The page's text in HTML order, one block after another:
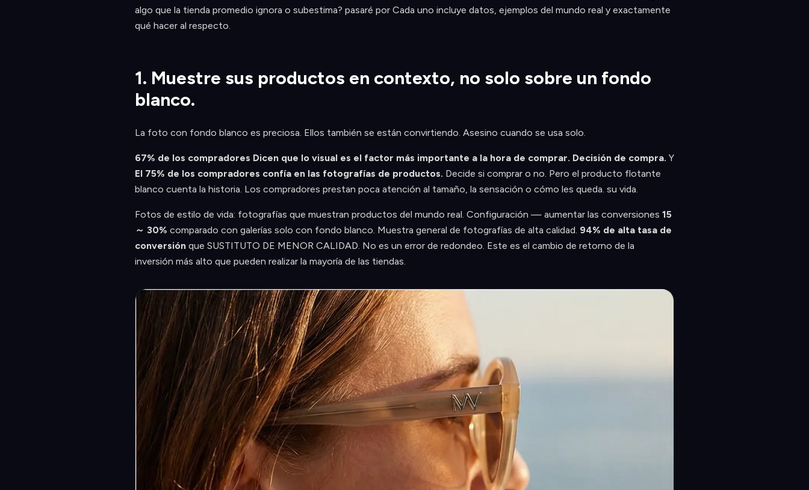
algo que la tienda promedio ignora o subestima? pasaré por Cada uno incluye datos, ejemplos del mundo real y exactamente
qué hacer al respecto.
1. Muestre sus productos en contexto, no solo sobre un fondo
blanco.
La foto con fondo blanco es preciosa. Ellos también se están convirtiendo. Asesino cuando se usa solo.
67% de los compradores Dicen que lo visual es el factor más importante a la hora de comprar. Decisión de compra. Y
El 75% de los compradores confía en las fotografías de productos. Decide si comprar o no. Pero el producto flotante
blanco cuenta la historia. Los compradores prestan poca atención al tamaño, la sensación o cómo les queda. su vida.
Fotos de estilo de vida: fotografías que muestran productos del mundo real. Configuración — aumentar las conversiones 15
～ 30% comparado con galerías solo con fondo blanco. Muestra general de fotografías de alta calidad. 94% de alta tasa de
conversión que SUSTITUTO DE MENOR CALIDAD. No es un error de redondeo. Este es el cambio de retorno de la
inversión más alto que pueden realizar la mayoría de las tiendas.